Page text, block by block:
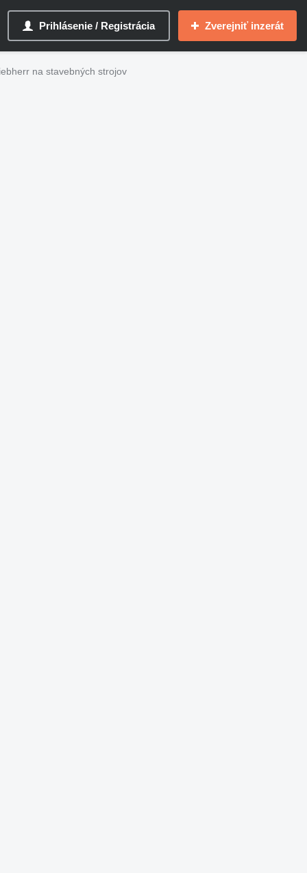
Prihlásenie / Registrácia Zverejniť inzerát
na stavebných strojov